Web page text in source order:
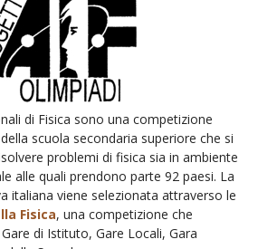
di Fisica sono una competizione
scuola secondaria superiore che si
problemi di fisica sia in ambiente
alle quali prendono parte 92 paesi. La
italiana viene selezionata attraverso le
Fisica, una competizione che
di Istituto, Gare Locali, Gara